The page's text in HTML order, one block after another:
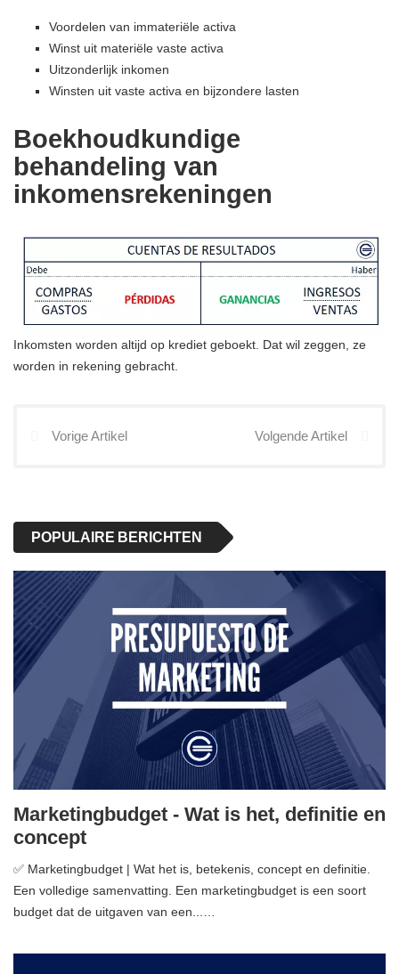
Voordelen van immateriële activa
Winst uit materiële vaste activa
Uitzonderlijk inkomen
Winsten uit vaste activa en bijzondere lasten
Boekhoudkundige
behandeling van
inkomensrekeningen
Inkomsten worden altijd op krediet geboekt. Dat wil zeggen, ze
worden in rekening gebracht.
Vorige Artikel Volgende Artikel
POPULAIRE BERICHTEN
Marketingbudget - Wat is het, definitie en
concept
✅ Marketingbudget | Wat het is, betekenis, concept en definitie.
Een volledige samenvatting. Een marketingbudget is een soort
budget dat de uitgaven van een...…